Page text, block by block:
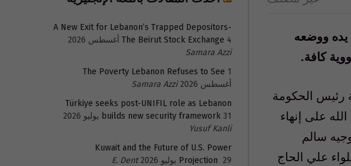
يده ووضعه
كافة.
رئيس الحكومة
على إنهاء
سالم
علي الحاج
A New Exit for Lebanon’s Trapped Depositors-
The Beirut Stock Exchange 4 أغسطس 2026
Samara Azzi
The Poverty Lebanon Refuses to See 1
أغسطس 2026
Samara Azzi
Türkiye seeks post-UNIFIL role as Lebanon
builds new security framework 31 يوليو 2026
Yusuf Kanli
Kuwait and the Future of U.S. Power
Projection 29 يوليو 2026
E. Dent